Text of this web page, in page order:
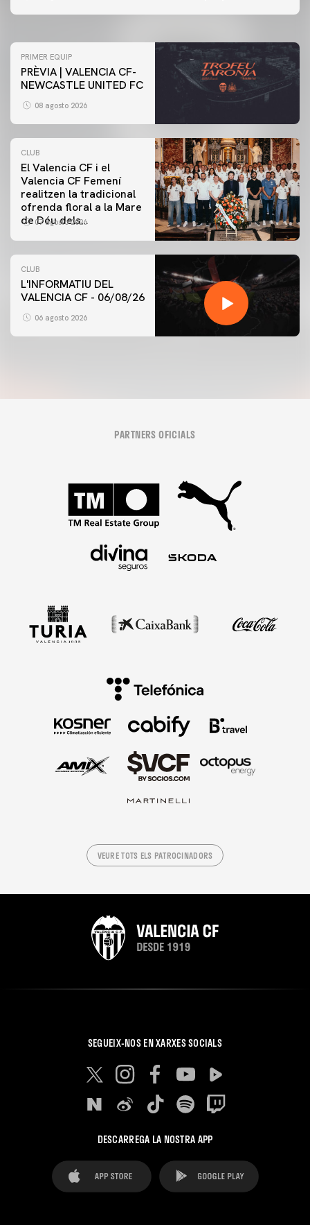
PRIMER EQUIP
PRÈVIA | VALENCIA CF-
NEWCASTLE UNITED FC
08 agosto 2026
CLUB
El Valencia CF i el
Valencia CF Femení
realitzen la tradicional
ofrenda floral a la Mare
de Déu dels
07 agosto 2026
CLUB
L'INFORMATIU DEL
VALENCIA CF - 06/08/26
06 agosto 2026
PARTNERS OFICIALS
VEURE TOTS ELS PATROCINADORS
SEGUEIX-NOS EN XARXES SOCIALS
DESCARREGA LA NOSTRA APP